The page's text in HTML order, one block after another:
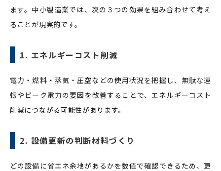
ます。中小製造業では、次の３つの効果を組み合わせて考え
ることが現実的です。
1. エネルギーコスト削減
電力・燃料・蒸気・圧空などの使用状況を把握し、無駄な運
転やピーク電力の要因を改善することで、エネルギーコスト
削減につながる可能性があります。
2. 設備更新の判断材料づくり
どの設備に省エネ余地があるかを数値で確認できるため、更